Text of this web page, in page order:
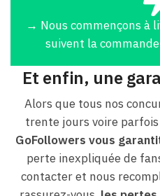
→ Nous commençons à
suivent la
Et enfin, une
Alors que tous nos
trente jours voire
GoFollowers vous
perte inexpliquée de
contacter et nous